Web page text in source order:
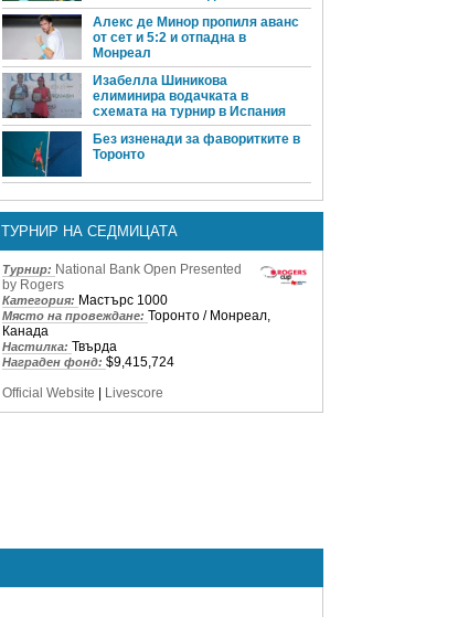
Алекс де Минор пропиля аванс
от сет и 5:2 и отпадна в
Монреал
Изабелла Шиникова
елиминира водачката в
схемата на турнир в Испания
Без изненади за фаворитките в
Торонто
ТУРНИР НА СЕДМИЦАТА
Турнир: National Bank Open Presented
by Rogers
Категория: Мастърс 1000
Място на провеждане: Торонто / Монреал,
Канада
Настилка: Твърда
Награден фонд: $9,415,724
Official Website | Livescore